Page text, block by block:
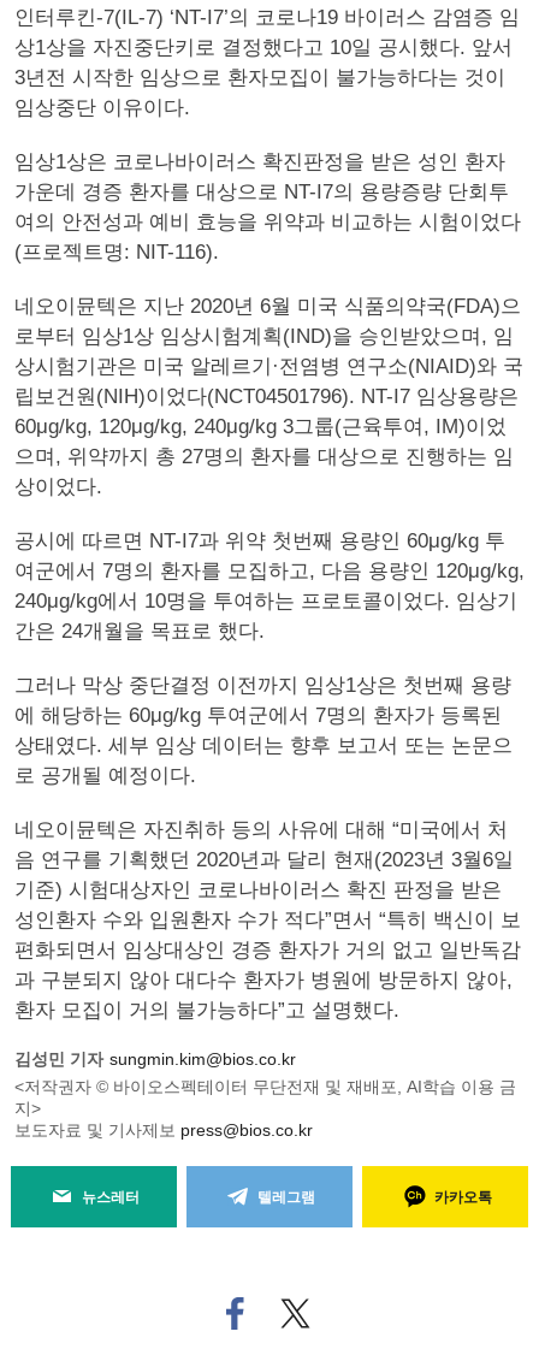
인터루킨-7(IL-7) ‘NT-I7’의 코로나19 바이러스 감염증 임
상1상을 자진중단키로 결정했다고 10일 공시했다. 앞서
3년전 시작한 임상으로 환자모집이 불가능하다는 것이
임상중단 이유이다.
임상1상은 코로나바이러스 확진판정을 받은 성인 환자
가운데 경증 환자를 대상으로 NT-I7의 용량증량 단회투
여의 안전성과 예비 효능을 위약과 비교하는 시험이었다
(프로젝트명: NIT-116).
네오이뮨텍은 지난 2020년 6월 미국 식품의약국(FDA)으
로부터 임상1상 임상시험계획(IND)을 승인받았으며, 임
상시험기관은 미국 알레르기·전염병 연구소(NIAID)와 국
립보건원(NIH)이었다(NCT04501796). NT-I7 임상용량은
60μg/kg, 120μg/kg, 240μg/kg 3그룹(근육투여, IM)이었
으며, 위약까지 총 27명의 환자를 대상으로 진행하는 임
상이었다.
공시에 따르면 NT-I7과 위약 첫번째 용량인 60μg/kg 투
여군에서 7명의 환자를 모집하고, 다음 용량인 120μg/kg,
240μg/kg에서 10명을 투여하는 프로토콜이었다. 임상기
간은 24개월을 목표로 했다.
그러나 막상 중단결정 이전까지 임상1상은 첫번째 용량
에 해당하는 60μg/kg 투여군에서 7명의 환자가 등록된
상태였다. 세부 임상 데이터는 향후 보고서 또는 논문으
로 공개될 예정이다.
네오이뮨텍은 자진취하 등의 사유에 대해 “미국에서 처
음 연구를 기획했던 2020년과 달리 현재(2023년 3월6일
기준) 시험대상자인 코로나바이러스 확진 판정을 받은
성인환자 수와 입원환자 수가 적다”면서 “특히 백신이 보
편화되면서 임상대상인 경증 환자가 거의 없고 일반독감
과 구분되지 않아 대다수 환자가 병원에 방문하지 않아,
환자 모집이 거의 불가능하다”고 설명했다.
김성민 기자 sungmin.kim@bios.co.kr
<저작권자 © 바이오스펙테이터 무단전재 및 재배포, AI학습 이용 금
지>
보도자료 및 기사제보 press@bios.co.kr
뉴스레터 텔레그램 카카오톡
페
이
트위
터로